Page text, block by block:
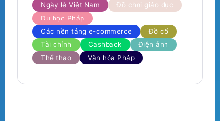
Ngày lễ Việt Nam
Đồ chơi giáo dục
Du học Pháp
Các nền tảng e-commerce
Đồ cổ
Tài chính
Cashback
Điện ảnh
Thể thao
Văn hóa Pháp